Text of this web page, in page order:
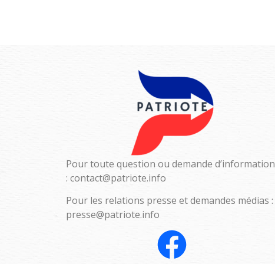
Pour toute question ou demande d’information
: contact@patriote.info
Pour les relations presse et demandes médias :
presse@patriote.info